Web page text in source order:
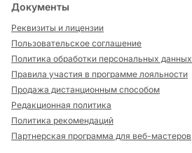
Документы
Реквизиты и лицензии
Пользовательское соглашение
Политика обработки персональных данных
Правила участия в программе лояльности
Продажа дистанционным способом
Редакционная политика
Политика рекомендаций
Партнерская программа для веб-мастеров